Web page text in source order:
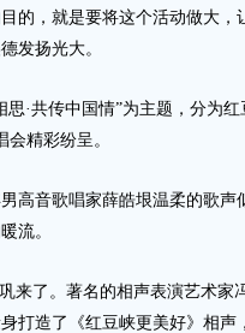
的，就是要将这个活动做大，
发扬光大。
·共传中国情”为主题，分为红
精彩纷呈。
高音歌唱家薛皓垠温柔的歌声
流。
来了。著名的相声表演艺术家
打造了《红豆峡更美好》相声，